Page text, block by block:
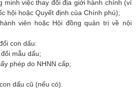
minh việc thay đổi địa giới hành chính (ví
hội hoặc Quyết định của Chính phủ);
viên hoặc Hội đồng quản trị về nội
con dấu:
mẫu dấu;
phép do NHNN cấp;
dấu cũ (nếu có).